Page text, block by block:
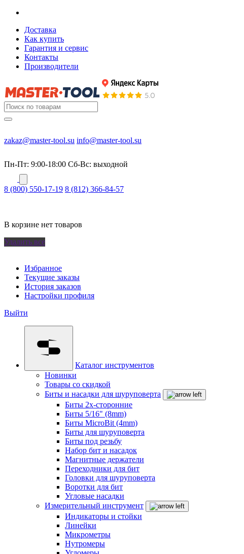
Доставка
Как купить
Гарантия и сервис
Контакты
Производители
zakaz@master-tool.su info@master-tool.su
Пн-Пт: 9:00-18:00 Cб-Вс: выходной
8 (800) 550-17-19 8 (812) 366-84-57
В корзине нет товаров
Удалить все
Избранное
Текущие заказы
История заказов
Настройки профиля
Выйти
Каталог инструментов
Новинки
Товары со скидкой
Биты и насадки для шуруповерта
Биты 2х-сторонние
Биты 5/16" (8mm)
Биты MicroBit (4mm)
Биты для шуруповерта
Биты под резьбу
Набор бит и насадок
Магнитные держатели
Переходники для бит
Головки для шуруповерта
Воротки для бит
Угловые насадки
Измерительный инструмент
Индикаторы и стойки
Линейки
Микрометры
Нутромеры